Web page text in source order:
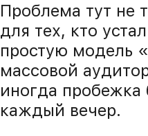
Проблема тут не
для тех, кто
простую модель
массовой
иногда пробежка
каждый вечер.